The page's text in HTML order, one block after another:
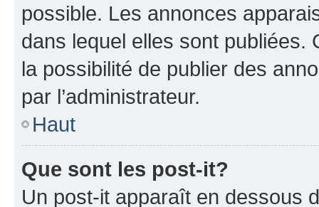
possible. Les annonces
dans lequel elles sont publiées.
la possibilité de publier des
par l’administrateur.
Haut
Que sont les post-it?
Un post-it apparaît en dessous